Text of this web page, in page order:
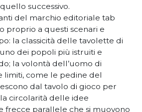
successivo.
del marchio editoriale tab
proprio a questi scenari e
la classicità delle tavolette di
dei popoli più istruiti e
la volontà dell’uomo di
limiti, come le pedine del
dal tavolo di gioco per
circolarità delle idee
frecce parallele che si muovono